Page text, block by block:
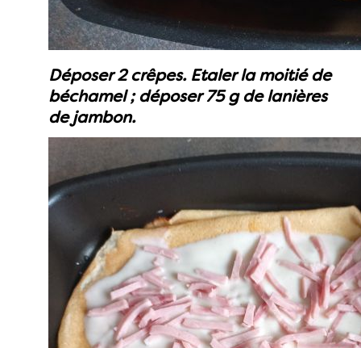
Déposer 2 crêpes. Etaler la moitié de
béchamel ; déposer 75 g de lanières
de jambon.